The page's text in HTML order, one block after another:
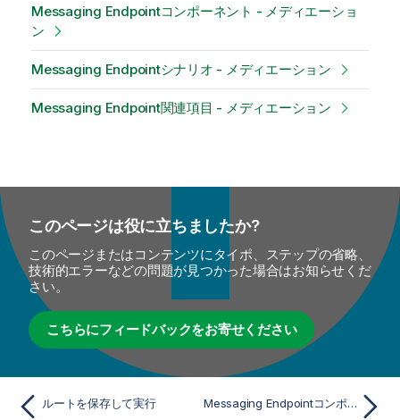
Messaging Endpointコンポーネント - メディエーショ
ン
Messaging Endpointシナリオ - メディエーション
Messaging Endpoint関連項目 - メディエーション
このページは役に立ちましたか?
このページまたはコンテンツにタイポ、ステップの省略、
技術的エラーなどの問題が見つかった場合はお知らせくだ
さい。
こちらにフィードバックをお寄せください
ルートを保存して実行 Messaging Endpointコンポーネント - メディエーション